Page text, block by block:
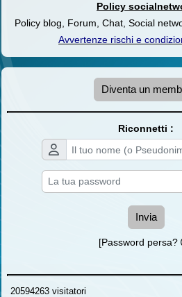
Policy
Policy blog, Forum, Chat, Social
Avvertenze rischi e
Diventa un
Riconnetti :
Invia
[Password persa?
20594263 visitatori